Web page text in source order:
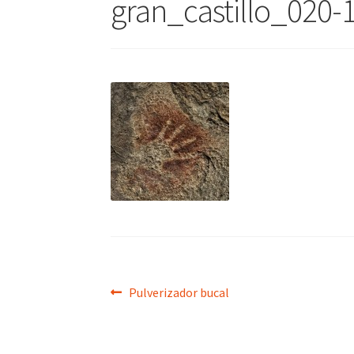
gran_castillo_020-
Navegación
Anterior:
Pulverizador bucal